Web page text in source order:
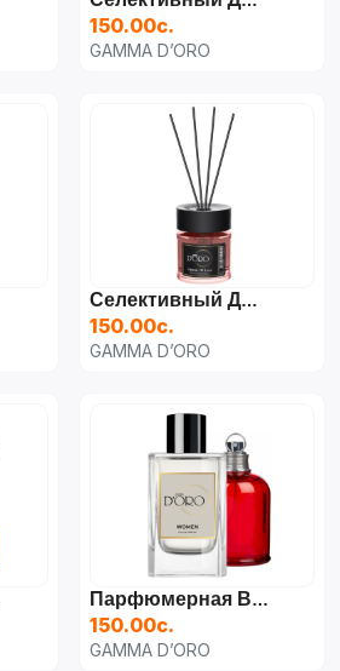
150.00с.
GAMMA D’ORO
Селективный Диффузор "Opium Of Love" Для Дома, Автомобиля И Офиса 100 Мл.
150.00с.
GAMMA D’ORO
Парфюмерная Вода Для Женщин Cacharel Amor Amor,
150.00с.
GAMMA D’ORO